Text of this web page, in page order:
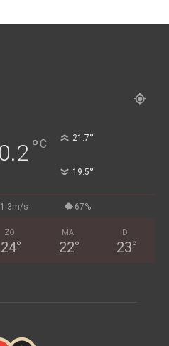
°C 21.7°
19.5°
1.3m/s 67%
ZO
24°
MA
22°
DI
23°